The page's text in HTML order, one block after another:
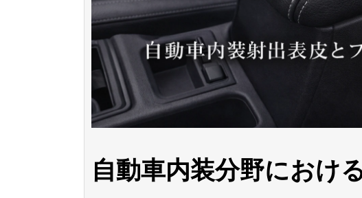
自動車内装分野におけ